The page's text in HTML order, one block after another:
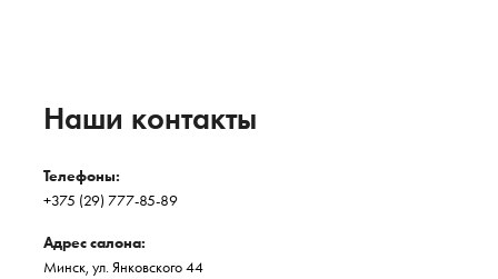
Наши контакты
Телефоны:
+375 (29) 777-85-89
Адрес салона:
Минск, ул. Янковского 44